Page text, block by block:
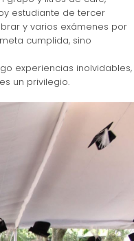
estudiante de tercer
y varios exámenes por
cumplida, sino
experiencias inolvidables,
un privilegio.